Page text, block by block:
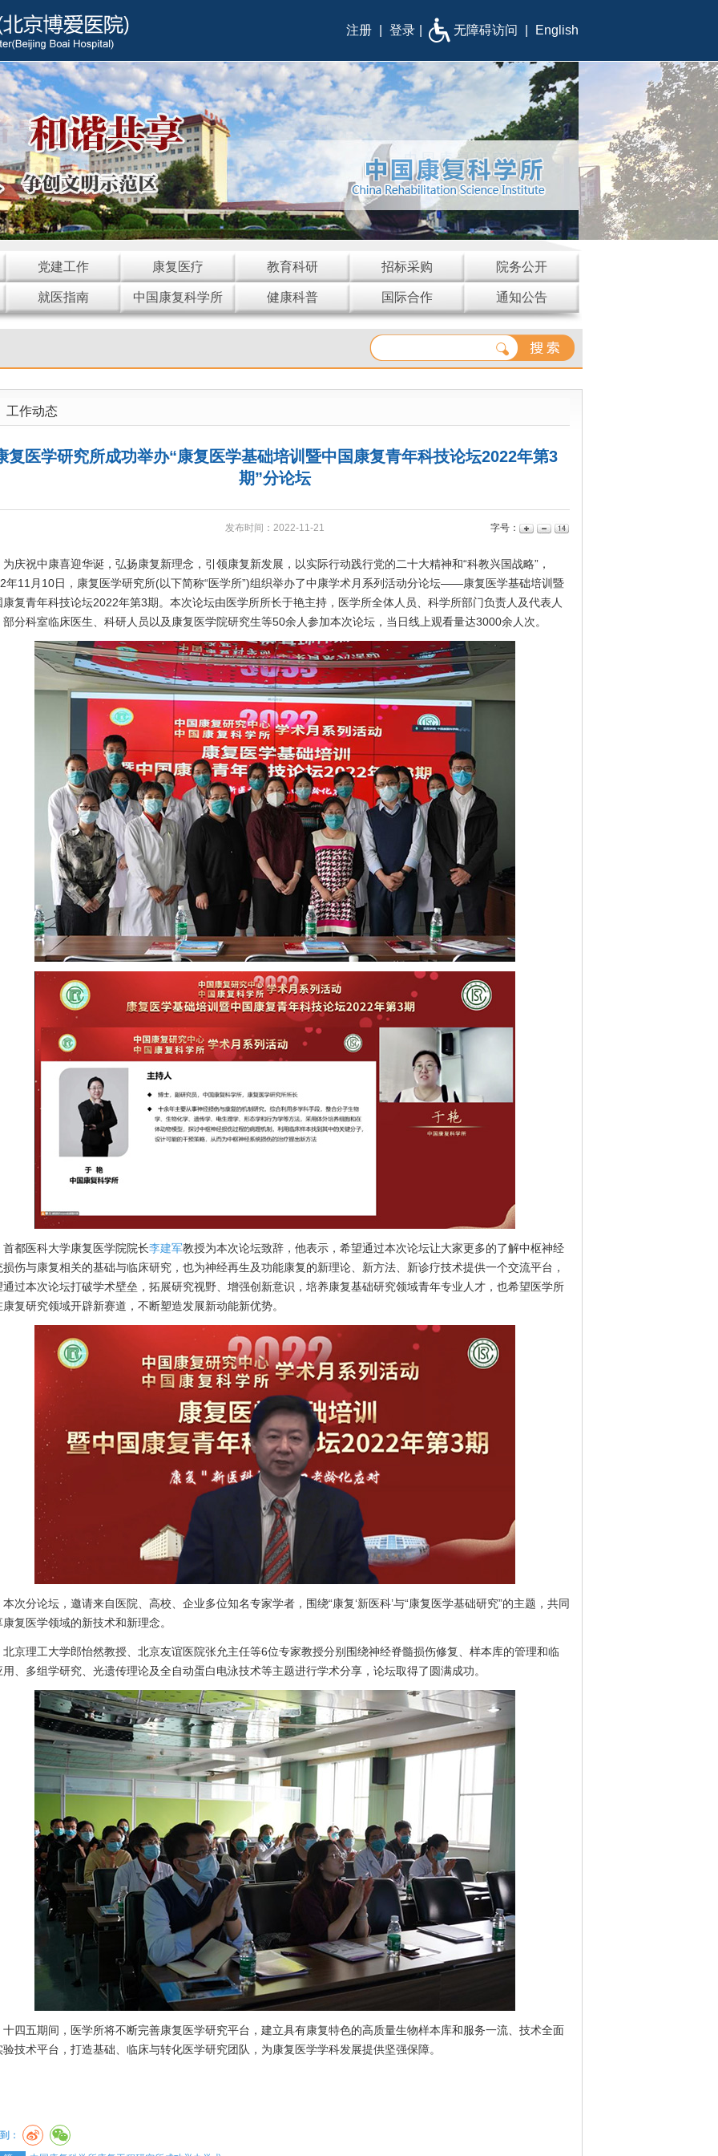
注册 登录 无障碍访问 English
党建工作 康复医疗 教育科研 招标采购 院务公开
就医指南 中国康复科学所 健康科普 国际合作 通知公告
工作动态
复医学研究所成功举办“康复医学基础培训暨中国康复青年科技论坛2022年第3
期”分论坛
发布时间：2022-11-21 字号：
祝中康喜迎华诞，弘扬康复新理念，引领康复新发展，以实际行动践行党的二十大精神和“科教兴国战略”，
年11月10日，康复医学研究所(以下简称“医学所”)组织举办了中康学术月系列活动分论坛——康复医学基础培训暨
康复青年科技论坛2022年第3期。本次论坛由医学所所长于艳主持，医学所全体人员、科学所部门负责人及代表人
部分科室临床医生、科研人员以及康复医学院研究生等50余人参加本次论坛，当日线上观看量达3000余人次。
医科大学康复医学院院长李建军教授为本次论坛致辞，他表示，希望通过本次论坛让大家更多的了解中枢神经
损伤与康复相关的基础与临床研究，也为神经再生及功能康复的新理论、新方法、新诊疗技术提供一个交流平台，
通过本次论坛打破学术壁垒，拓展研究视野、增强创新意识，培养康复基础研究领域青年专业人才，也希望医学所
康复研究领域开辟新赛道，不断塑造发展新动能新优势。
分论坛，邀请来自医院、高校、企业多位知名专家学者，围绕“康复‘新医科’与“康复医学基础研究”的主题，共同
康复医学领域的新技术和新理念。
理工大学郎怡然教授、北京友谊医院张允主任等6位专家教授分别围绕神经脊髓损伤修复、样本库的管理和临
用、多组学研究、光遗传理论及全自动蛋白电泳技术等主题进行学术分享，论坛取得了圆满成功。
五期间，医学所将不断完善康复医学研究平台，建立具有康复特色的高质量生物样本库和服务一流、技术全面
验技术平台，打造基础、临床与转化医学研究团队，为康复医学学科发展提供坚强保障。
：